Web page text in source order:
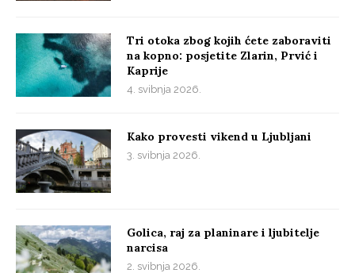
Tri otoka zbog kojih ćete zaboraviti
na kopno: posjetite Zlarin, Prvić i
Kaprije
4. svibnja 2026.
Kako provesti vikend u Ljubljani
3. svibnja 2026.
Golica, raj za planinare i ljubitelje
narcisa
2. svibnja 2026.